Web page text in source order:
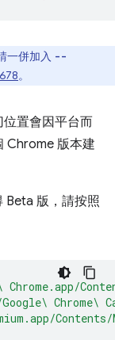
一併加入 --
。
置會因平台而
Chrome 版本建
Beta 版，請按照
Chrome\
Contents/